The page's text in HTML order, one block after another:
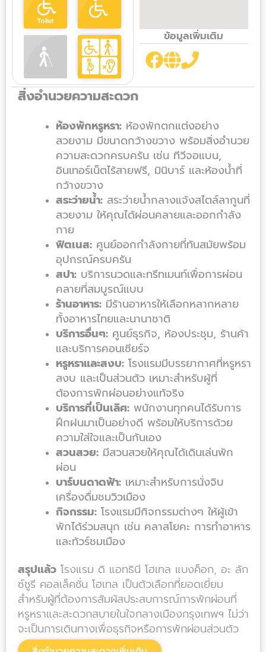
ข้อมูลเพิ่มเติม
สิ่งอำนวยความสะดวก
ห้องพักหรูหรา:ห้องพักตกแต่งอย่าง
สวยงาม มีขนาดกว้างขวาง พร้อมสิ่งอำนวย
ความสะดวกครบครัน เช่น ทีวีจอแบน,
อินเทอร์เน็ตไร้สายฟรี, มินิบาร์ และห้องน้ำที่
กว้างขวาง
สระว่ายน้ำ:สระว่ายน้ำกลางแจ้งสไตล์ลากูนที่
สวยงาม ให้คุณได้ผ่อนคลายและออกกำลัง
กาย
ฟิตเนส:ศูนย์ออกกำลังกายที่ทันสมัยพร้อม
อุปกรณ์ครบครัน
สปา:บริการนวดและทรีทเมนท์เพื่อการผ่อน
คลายที่สมบูรณ์แบบ
ร้านอาหาร:มีร้านอาหารให้เลือกหลากหลาย
ทั้งอาหารไทยและนานาชาติ
บริการอื่นๆ:ศูนย์ธุรกิจ, ห้องประชุม, ร้านค้า
และบริการคอนเซียร์จ
หรูหราและสงบ:โรงแรมมีบรรยากาศที่หรูหรา
สงบ และเป็นส่วนตัว เหมาะสำหรับผู้ที่
ต้องการพักผ่อนอย่างแท้จริง
บริการที่เป็นเลิศ:พนักงานทุกคนได้รับการ
ฝึกฝนมาเป็นอย่างดี พร้อมให้บริการด้วย
ความใส่ใจและเป็นกันเอง
สวนสวย:มีสวนสวยให้คุณได้เดินเล่นพัก
ผ่อน
บาร์บนดาดฟ้า:เหมาะสำหรับการนั่งจิบ
เครื่องดื่มชมวิวเมือง
กิจกรรม:โรงแรมมีกิจกรรมต่างๆ ให้ผู้เข้า
พักได้ร่วมสนุก เช่น คลาสโยคะ การทำอาหาร
และทัวร์ชมเมือง
สรุปแล้ว โรงแรม ดิ แอทธินี โฮเทล แบงค็อก, อะ ลัก
ซ์ชูรี คอลเล็คชั่น โฮเทล เป็นตัวเลือกที่ยอดเยี่ยม
สำหรับผู้ที่ต้องการสัมผัสประสบการณ์การพักผ่อนที่
หรูหราและสะดวกสบายในใจกลางเมืองกรุงเทพฯ ไม่ว่า
จะเป็นการเดินทางเพื่อธุรกิจหรือการพักผ่อนส่วนตัว